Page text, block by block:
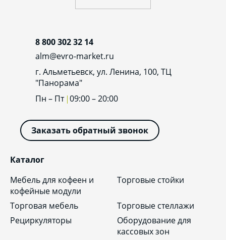
Каталог
Мебель для кофеен и
кофейные модули
Торговые стойки
Торговая мебель
Торговые стеллажи
Рециркуляторы
Оборудование для
кассовых зон
8 800 302 32 14
alm@evro-market.ru
г. Альметьевск, ул. Ленина, 100, ТЦ
"Панорама"
Пн – Пт 09:00 – 20:00
Заказать обратный звонок